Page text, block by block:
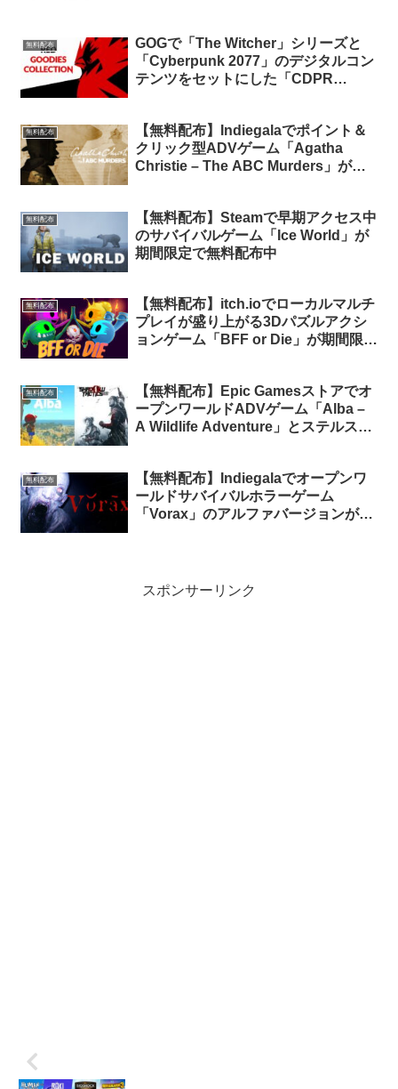
無料配布
GOGで「The Witcher」シリーズと
「Cyberpunk 2077」のデジタルコン
テンツをセットにした「CDPR
無料配布
【無料配布】Indiegalaでポイント＆
クリック型ADVゲーム「Agatha
Christie – The ABC Murders」が期
無料配布
【無料配布】Steamで早期アクセス中
のサバイバルゲーム「Ice World」が
期間限定で無料配布中
無料配布
【無料配布】itch.ioでローカルマルチ
プレイが盛り上がる3Dパズルアクシ
ョンゲーム「BFF or Die」が期間限定
無料配布
【無料配布】Epic Gamesストアでオ
ープンワールドADVゲーム「Alba –
A Wildlife Adventure」とステルスス
で無料配布中
無料配布
【無料配布】Indiegalaでオープンワ
ールドサバイバルホラーゲーム
「Vorax」のアルファバージョンが期
スポンサーリンク